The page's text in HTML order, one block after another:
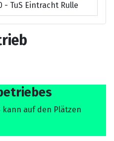
- TuS Eintracht Rulle
kann auf den Plätzen